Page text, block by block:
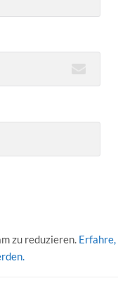
zu reduzieren. Erfahre,